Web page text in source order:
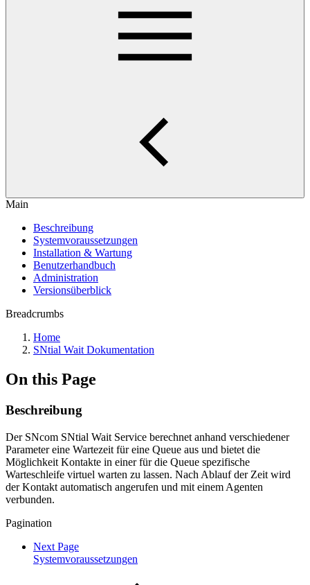
Main
Beschreibung
Systemvoraussetzungen
Installation & Wartung
Benutzerhandbuch
Administration
Versionsüberblick
Breadcrumbs
Home
SNtial Wait Dokumentation
On this Page
Beschreibung
Der SNcom SNtial Wait Service berechnet anhand verschiedener
Parameter eine Wartezeit für eine Queue aus und bietet die
Möglichkeit Kontakte in einer für die Queue spezifische
Warteschleife virtuel warten zu lassen. Nach Ablauf der Zeit wird
der Kontakt automatisch angerufen und mit einem Agenten
verbunden.
Pagination
Next Page
Systemvoraussetzungen